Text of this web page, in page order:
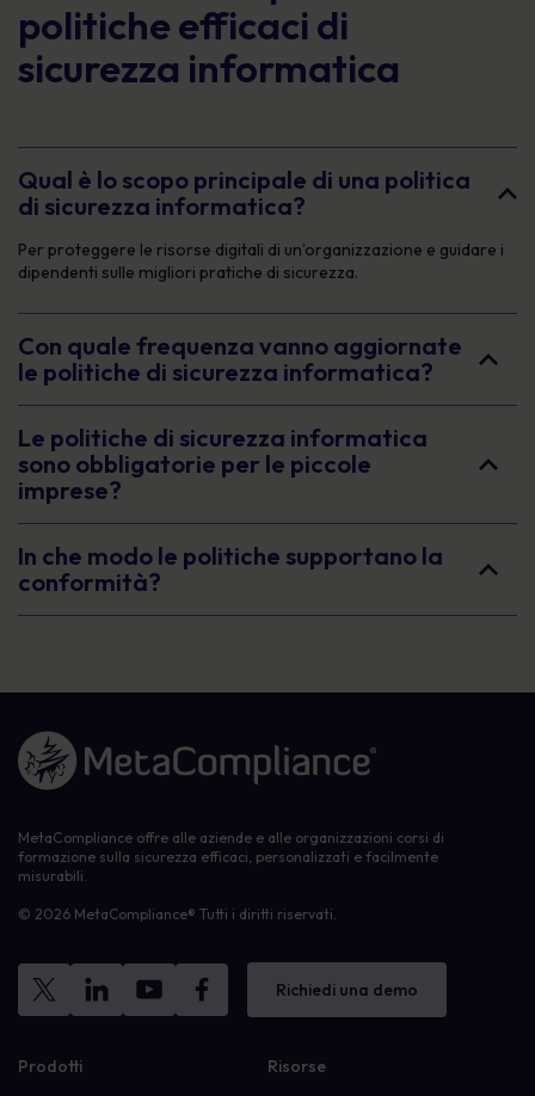
politiche efficaci di
sicurezza informatica
Qual è lo scopo principale di una politica
di sicurezza informatica?
Per proteggere le risorse digitali di un’organizzazione e guidare i
dipendenti sulle migliori pratiche di sicurezza.
Con quale frequenza vanno aggiornate
le politiche di sicurezza informatica?
Le politiche di sicurezza informatica
sono obbligatorie per le piccole
imprese?
In che modo le politiche supportano la
conformità?
Link alla homepage
MetaCompliance offre alle aziende e alle organizzazioni corsi di
formazione sulla sicurezza efficaci, personalizzati e facilmente
misurabili.
© 2026 MetaCompliance® Tutti i diritti riservati.
Richiedi una demo
Prodotti Risorse